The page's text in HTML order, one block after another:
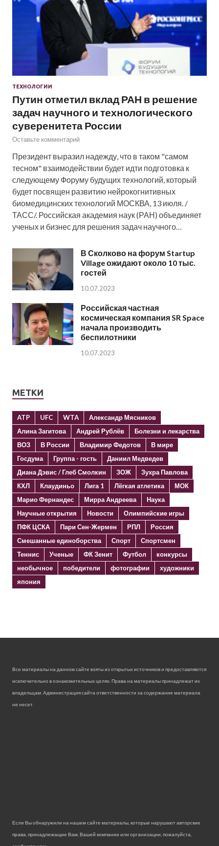
ТЕХНОЛОГИИ
Путин отметил вклад РАН в решение
задач научного и технологического
суверенитета России
Оставьте комментарий
Президент выразил надежду, что в таком "самом
тесном" взаимодействии будет идти подготовка к
следующему Форуму будущих технологий, который
будет посвящен развитию нейрокогнитивных
биомедицинских технологий МОСКВА, 13 июля. /
ТАСС/. Российская академия наук (РАН) объединяет
ученых и бизнес для решения задач научного…
В Сколково на форум Startup
Village ожидают около 10 тыс.
гостей
10.07.2023
Российская частная
космическая компания SR Space
начала производить
беспилотники
10.07.2023
МЕТКИ
ATP UFC WTA
Александр Мясников
Алина Загитова
Андрей Рублёв
Болезни и лекарства
ВОЗ
В России Владимир Федотов
В мире
Госдума
Группа - гость
Даниил Медведев
Диана Дэвис / Глеб Смолкин
ЗОЖ
Зухра Павлова
КХЛ
Клаудиньо Лига 1 Лёгкая атлетика
МОК
Марио Фернандес
Мирра Андреева
Наука
Научные открытия
Новости
Олимпийские игры
ПФК ЦСКА
Пари Сен-Жермен РПЛ
Россия
Смешанные единоборства
Спорт
Спортсмен
Теннис
Ученые ФК Зенит Футбол
конкурсы
необычное
победители фотографии
художники
япония
Все материалы на данном сайте взяты из открытых источников и предоставляются
исключительно в ознакомительных целях. Права на материалы принадлежат их
владельцам. Администрация сайта ответственности за содержание материала
не несет.
Если Вы обнаружили на нашем сайте материалы, которые нарушают авторские
права, принадлежащие Вам, Вашей компании или организации, пожалуйста,